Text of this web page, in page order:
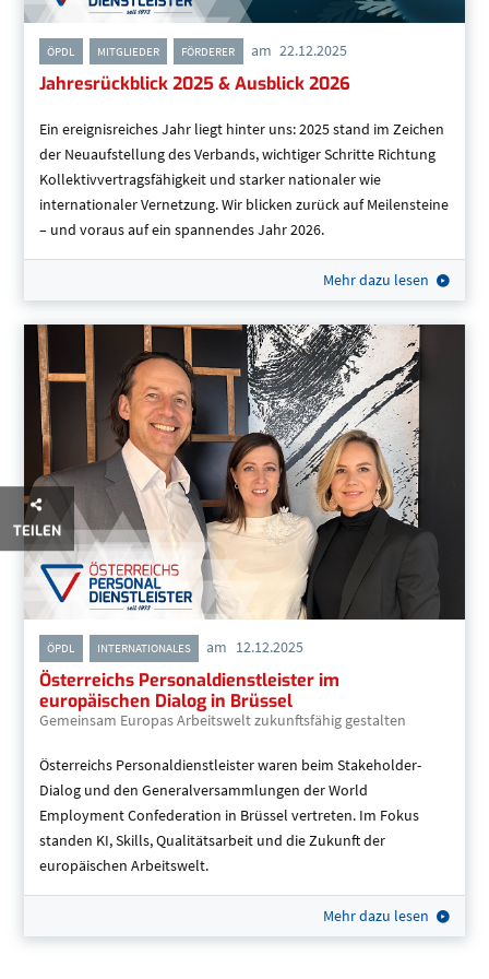
ÖPDL MITGLIEDER FÖRDERER am 22.12.2025
Jahresrückblick 2025 & Ausblick 2026
Ein ereignisreiches Jahr liegt hinter uns: 2025 stand im Zeichen
der Neuaufstellung des Verbands, wichtiger Schritte Richtung
Kollektivvertragsfähigkeit und starker nationaler wie
internationaler Vernetzung. Wir blicken zurück auf Meilensteine
– und voraus auf ein spannendes Jahr 2026.
Mehr dazu lesen
ÖPDL INTERNATIONALES am 12.12.2025
Österreichs Personaldienstleister im
europäischen Dialog in Brüssel
Gemeinsam Europas Arbeitswelt zukunftsfähig gestalten
Österreichs Personaldienstleister waren beim Stakeholder-
Dialog und den Generalversammlungen der World
Employment Confederation in Brüssel vertreten. Im Fokus
standen KI, Skills, Qualitätsarbeit und die Zukunft der
europäischen Arbeitswelt.
Mehr dazu lesen
TEILEN